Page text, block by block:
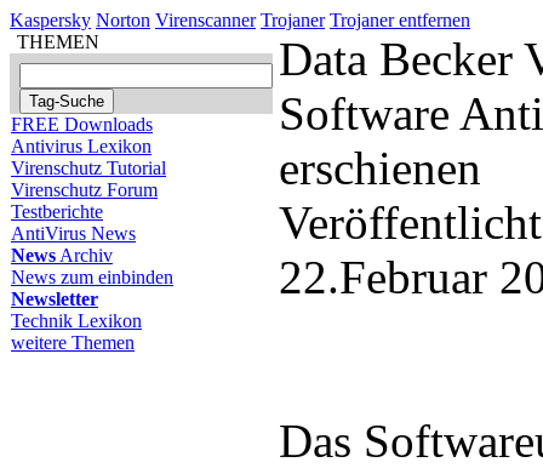
Kaspersky Norton Virenscanner Trojaner Trojaner entfernen
THEMEN
FREE Downloads
Antivirus Lexikon
Virenschutz Tutorial
Virenschutz Forum
Testberichte
AntiVirus News
News Archiv
News zum einbinden
Newsletter
Technik Lexikon
weitere Themen
Data Becker
Software
erschienen
22.Februar
Das